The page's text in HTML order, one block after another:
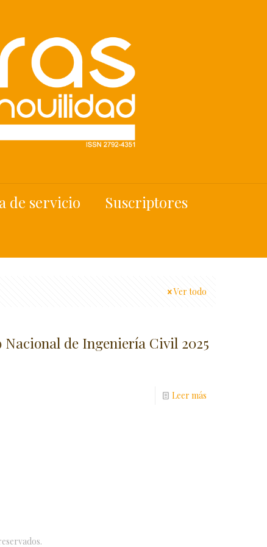
de servicio
Suscriptores
Ver todo
Nacional de Ingeniería Civil 2025
Leer más